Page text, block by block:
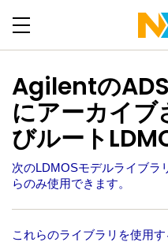
Agilentの
にアーカイブ
びルート
次のLDMOSモデルライブラ
らのみ使用できます。
これらのライブラリを使用